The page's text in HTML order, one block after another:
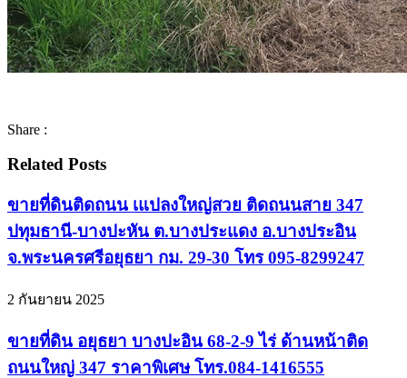
Share :
Related Posts
ขายที่ดินติดถนน เแปลงใหญ่สวย ติดถนนสาย 347
ปทุมธานี-บางปะหัน ต.บางประแดง อ.บางประอิน
จ.พระนครศรีอยุธยา กม. 29-30 โทร 095-8299247
2 กันยายน 2025
ขายที่ดิน อยุธยา บางปะอิน 68-2-9 ไร่ ด้านหน้าติด
ถนนใหญ่ 347 ราคาพิเศษ โทร.084-1416555